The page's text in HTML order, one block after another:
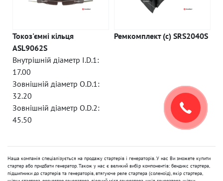
Токоз'ємні кільця
ASL9062S
Внутрішній діаметр I.D.1:
17.00
Зовнішній діаметр O.D.1:
32.20
Зовнішній діаметр O.D.2:
45.50
Ремкомплект (c) SRS2040S
Наша компанія спеціалізується на продажу стартерів і генераторів. У нас Ви зможете купити
стартер або придбати генератор. Також у нас є великий вибір компонентів: бендикс стартера,
підшипники до стартерів та генераторів, втягуюче реле стартера (соленоїд), якір стартера,